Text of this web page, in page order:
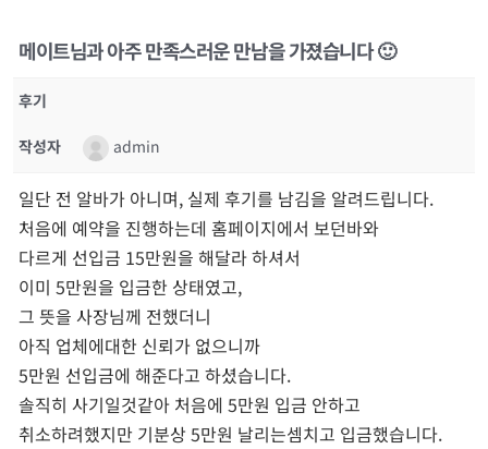
메이트님과 아주 만족스러운 만남을 가졌습니다 🙂
후기
작성자 admin
​일단 전 알바가 아니며, 실제 후기를 남김을 알려드립니다.
처음에 예약을 진행하는데 홈페이지에서 보던바와
다르게 선입금 15만원을 해달라 하셔서
이미 5만원을 입금한 상태였고,
그 뜻을 사장님께 전했더니
아직 업체에대한 신뢰가 없으니까
5만원 선입금에 해준다고 하셨습니다.
​솔직히 사기일것같아 처음에 5만원 입금 안하고
취소하려했지만 기분상 5만원 날리는셈치고 입금했습니다.